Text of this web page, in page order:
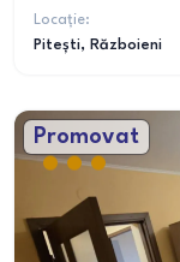
Locație:
Pitești, Războieni
Promovat